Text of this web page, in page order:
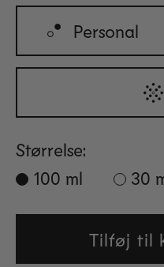
Personal
Størrelse:
100 ml
30
Tilføj til